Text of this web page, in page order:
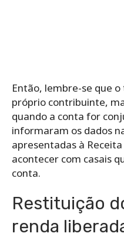
Então, lembre-se que
próprio contribuinte,
quando a conta for
informaram os dados
apresentadas à
acontecer com casais
conta.
Restituição
renda